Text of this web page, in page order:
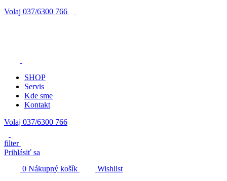
Volaj 037/6300 766
SHOP
Servis
Kde sme
Kontakt
Volaj 037/6300 766
filter
Prihlásiť sa
0 Nákupný košík
Wishlist